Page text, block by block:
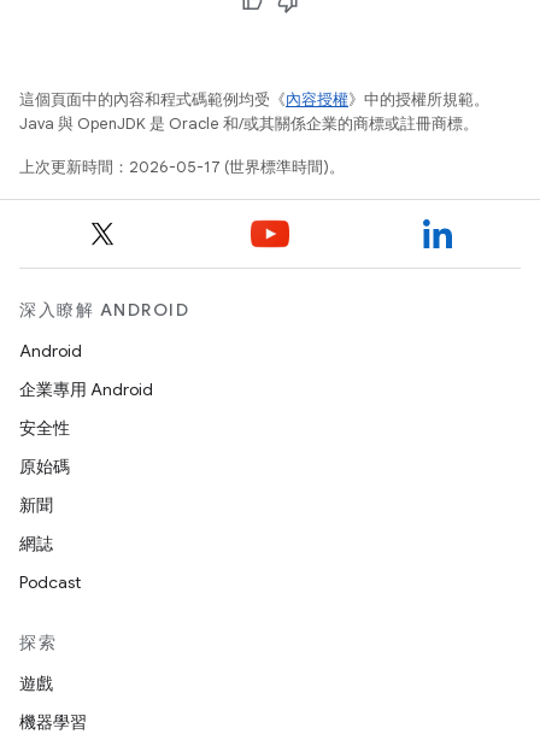
這個頁面中的內容和程式碼範例均受《內容授權》中的授權所規範。
Java 與 OpenJDK 是 Oracle 和/或其關係企業的商標或註冊商標。
上次更新時間：2026-05-17 (世界標準時間)。
深入瞭解 ANDROID
Android
企業專用 Android
安全性
原始碼
新聞
網誌
Podcast
探索
遊戲
機器學習